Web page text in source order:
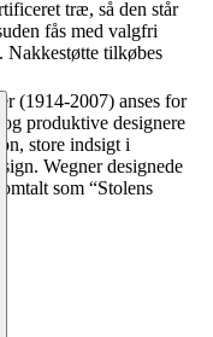
træ, så den står
fås med valgfri
Nakkestøtte tilkøbes
(1914-2007) anses for
produktive designere
store indsigt i
Wegner designede
som “Stolens